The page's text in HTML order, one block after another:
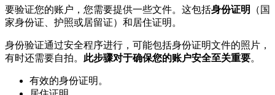
要验证您的账户，您需要提供一些文件。这包括身份证明
（国
家身份证、护照或居留证）和居住证明。
身份验证通过安全程序进行，可能包括身份证明文件的照片，
有时还需要自拍。 此步骤对于确保您的账户安全至关重要。
有效的身份证明。